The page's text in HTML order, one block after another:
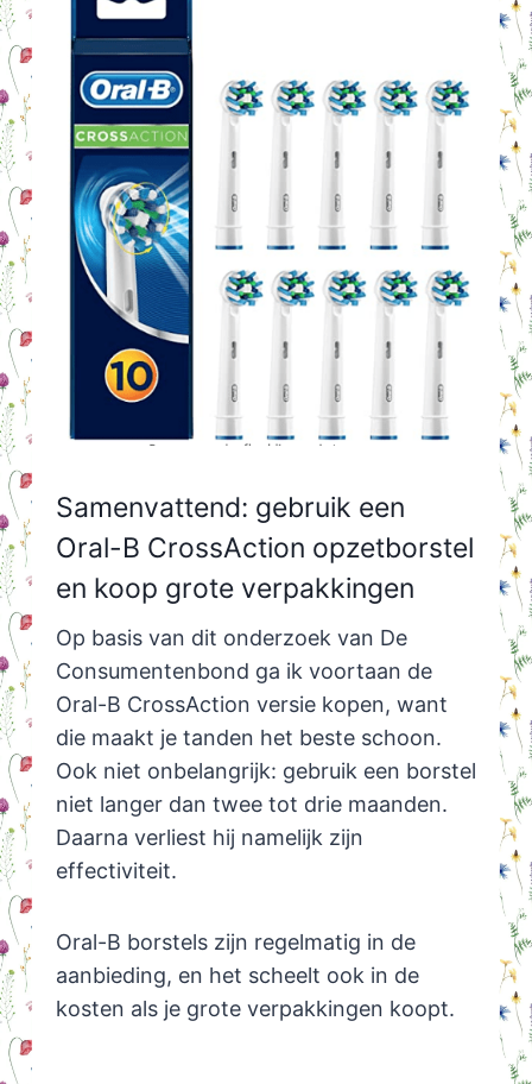
Samenvattend: gebruik een
Oral-B CrossAction opzetborstel
en koop grote verpakkingen
Op basis van dit onderzoek van De
Consumentenbond ga ik voortaan de
Oral-B CrossAction versie kopen, want
die maakt je tanden het beste schoon.
Ook niet onbelangrijk: gebruik een borstel
niet langer dan twee tot drie maanden.
Daarna verliest hij namelijk zijn
effectiviteit.
Oral-B borstels zijn regelmatig in de
aanbieding, en het scheelt ook in de
kosten als je grote verpakkingen koopt.